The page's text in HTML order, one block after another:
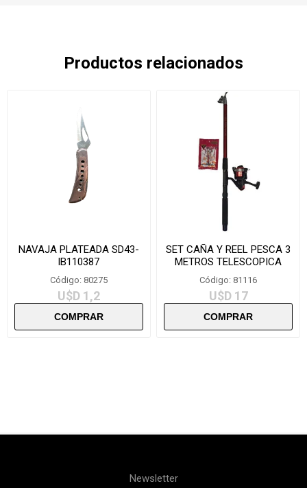
Productos relacionados
NAVAJA PLATEADA SD43-
IB110387
Código: 80275
U$D 1,2
SET CAÑA Y REEL PESCA 3
METROS TELESCOPICA
Código: 81116
U$D 17
Newsletter